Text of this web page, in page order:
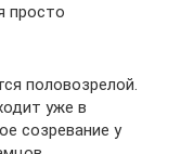
просто
половозрелой.
уже в
созревание у